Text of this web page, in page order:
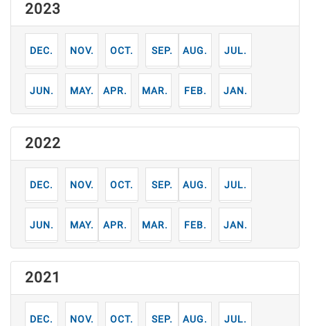
2023
12月 11月 10月 9月 8月 7月
6月 5月 4月 3月 2月 1月
2022
12月 11月 10月 9月 8月 7月
6月 5月 4月 3月 2月 1月
2021
12月 11月 10月 9月 8月 7月